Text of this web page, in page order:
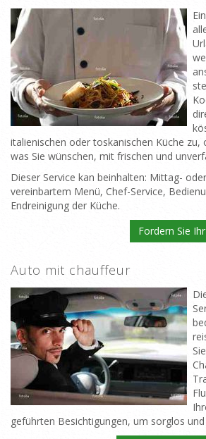
italienischen oder toskanischen Küche zu,
was Sie wünschen, mit frischen und
Dieser Service kan beinhalten: Mittag-
vereinbartem Menü, Chef-Service,
Endreinigung der Küche.
Fordern Sie
Auto mit chauffeur
geführten Besichtigungen, um sorglos